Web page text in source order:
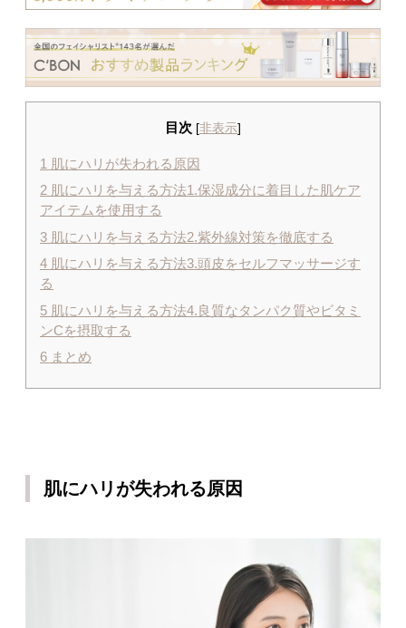
目次 [非表示]
1 肌にハリが失われる原因
2 肌にハリを与える方法1.保湿成分に着目した肌ケア
アイテムを使用する
3 肌にハリを与える方法2.紫外線対策を徹底する
4 肌にハリを与える方法3.頭皮をセルフマッサージす
る
5 肌にハリを与える方法4.良質なタンパク質やビタミ
ンCを摂取する
6 まとめ
肌にハリが失われる原因